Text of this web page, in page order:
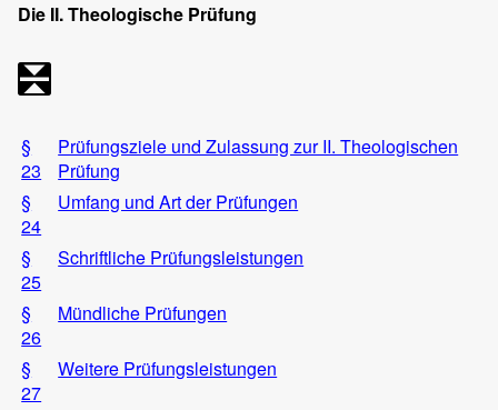
Die II. Theologische Prüfung
§
23
Prüfungsziele und Zulassung zur II. Theologischen
Prüfung
§
24
Umfang und Art der Prüfungen
§
25
Schriftliche Prüfungsleistungen
§
26
Mündliche Prüfungen
§
27
Weitere Prüfungsleistungen